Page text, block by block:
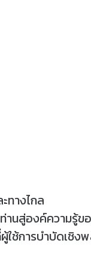
ทางไกล
นสู่องค์ความรู้
ช้การบำบัดเชิ